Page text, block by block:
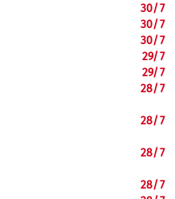
30/7
30/7
30/7
29/7
29/7
28/7
28/7
28/7
28/7